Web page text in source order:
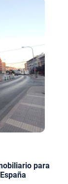
para